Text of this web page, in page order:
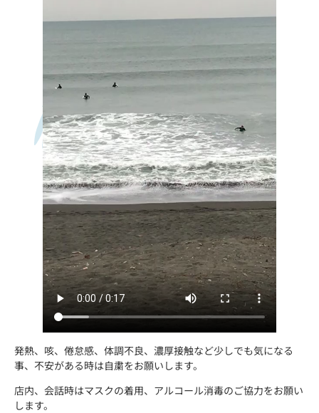
発熱、咳、倦怠感、体調不良、濃厚接触など少しでも気になる
事、不安がある時は自粛をお願いします。
店内、会話時はマスクの着用、アルコール消毒のご協力をお願い
します。